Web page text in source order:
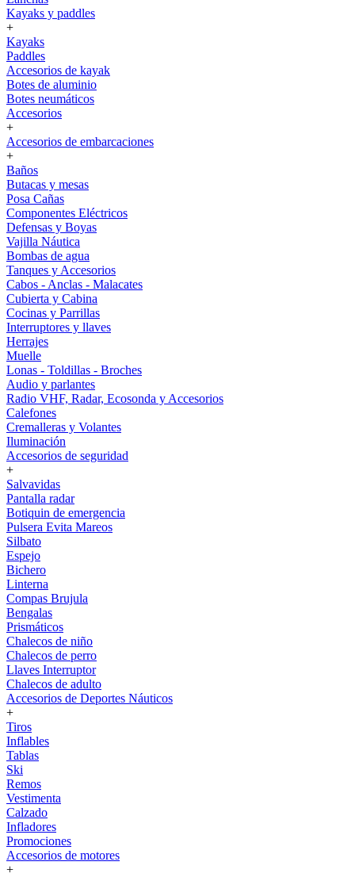
Kayaks y paddles
+
Kayaks
Paddles
Accesorios de kayak
Botes de aluminio
Botes neumáticos
Accesorios
+
Accesorios de embarcaciones
+
Baños
Butacas y mesas
Posa Cañas
Componentes Eléctricos
Defensas y Boyas
Vajilla Náutica
Bombas de agua
Tanques y Accesorios
Cabos - Anclas - Malacates
Cubierta y Cabina
Cocinas y Parrillas
Interruptores y llaves
Herrajes
Muelle
Lonas - Toldillas - Broches
Audio y parlantes
Radio VHF, Radar, Ecosonda y Accesorios
Calefones
Cremalleras y Volantes
Iluminación
Accesorios de seguridad
+
Salvavidas
Pantalla radar
Botiquin de emergencia
Pulsera Evita Mareos
Silbato
Espejo
Bichero
Linterna
Compas Brujula
Bengalas
Prismáticos
Chalecos de niño
Chalecos de perro
Llaves Interruptor
Chalecos de adulto
Accesorios de Deportes Náuticos
+
Tiros
Inflables
Tablas
Ski
Remos
Vestimenta
Calzado
Infladores
Promociones
Accesorios de motores
+